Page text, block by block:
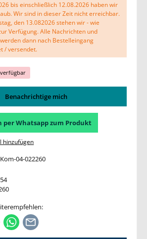
bis einschließlich 12.08.2026 haben wir
Wir sind in dieser Zeit nicht erreichbar.
den 13.082026 stehen wir - wie
Verfügung. Alle Nachrichten und
dann nach Bestelleingang
/ versendet.
Benachrichtige mich
per Whatsapp zum Produkt
hinzufügen
Kom-04-022260